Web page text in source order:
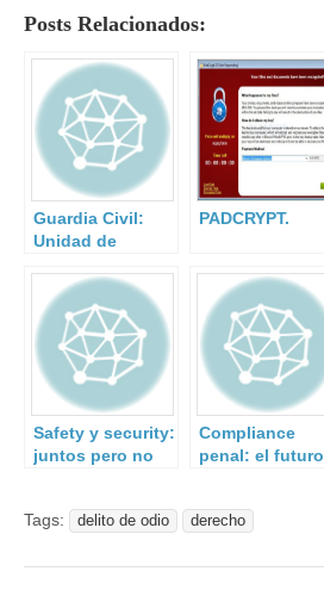
Posts Relacionados:
Guardia Civil:
Unidad de
PADCRYPT.
Safety y security:
juntos pero no
Compliance
penal: el futuro
Tags: delito de odio derecho